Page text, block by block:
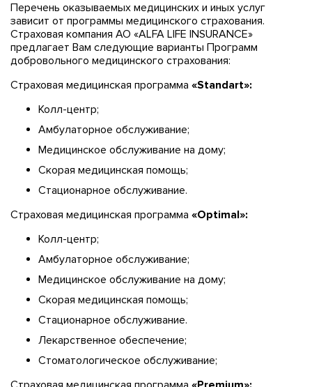
Перечень оказываемых медицинских и иных услуг
зависит от программы медицинского страхования.
Страховая компания АО «ALFA LIFE INSURANCE»
предлагает Вам следующие варианты Программ
добровольного медицинского страхования:
Страховая медицинская программа «Standart»:
Колл-центр;
Амбулаторное обслуживание;
Медицинское обслуживание на дому;
Скорая медицинская помощь;
Стационарное обслуживание.
Страховая медицинская программа «Optimal»:
Колл-центр;
Амбулаторное обслуживание;
Медицинское обслуживание на дому;
Скорая медицинская помощь;
Стационарное обслуживание.
Лекарственное обеспечение;
Стоматологическое обслуживание;